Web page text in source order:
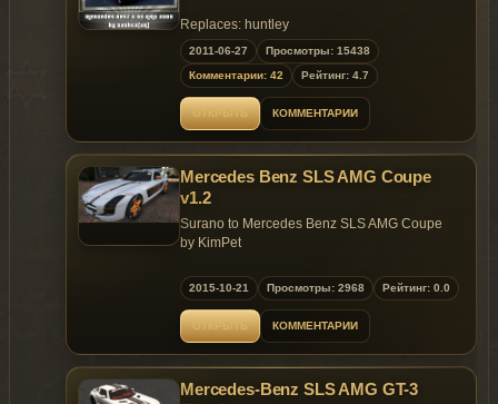
Replaces: huntley
~ GTAMANIA EXCLUSIVE ~
Model is exclusive to GtaMania.ru site until
2011-06-27
Просмотры: 15438
Комментарии: 42
Рейтинг: 4.7
КОММЕНТАРИИ
Mercedes Benz SLS AMG Coupe
v1.2
Surano to Mercedes Benz SLS AMG Coupe
by KimPet
Model: PCars+AC
Ripped: DMN
Update 1.2
Fix Some Details.
New 3D Engine
2015-10-21 Просмотры: 2968 Рейтинг: 0.0
КОММЕНТАРИИ
Mercedes-Benz SLS AMG GT-3